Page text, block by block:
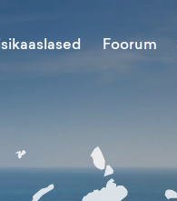
Foorum